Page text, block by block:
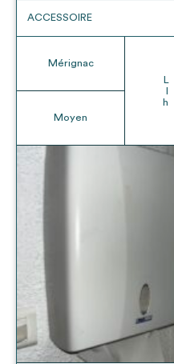
ACCESSOIRE
Mérignac
Moyen
L
h